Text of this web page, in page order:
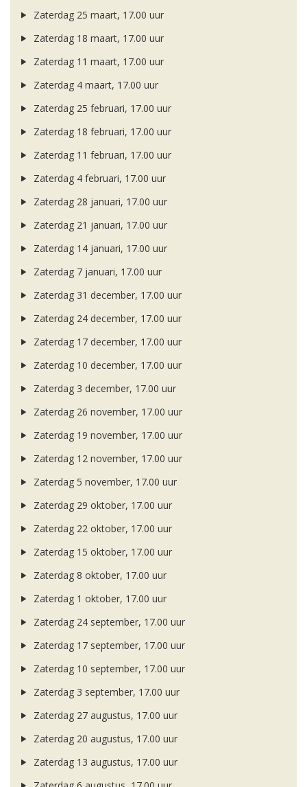
Zaterdag 25 maart, 17.00 uur
Zaterdag 18 maart, 17.00 uur
Zaterdag 11 maart, 17.00 uur
Zaterdag 4 maart, 17.00 uur
Zaterdag 25 februari, 17.00 uur
Zaterdag 18 februari, 17.00 uur
Zaterdag 11 februari, 17.00 uur
Zaterdag 4 februari, 17.00 uur
Zaterdag 28 januari, 17.00 uur
Zaterdag 21 januari, 17.00 uur
Zaterdag 14 januari, 17.00 uur
Zaterdag 7 januari, 17.00 uur
Zaterdag 31 december, 17.00 uur
Zaterdag 24 december, 17.00 uur
Zaterdag 17 december, 17.00 uur
Zaterdag 10 december, 17.00 uur
Zaterdag 3 december, 17.00 uur
Zaterdag 26 november, 17.00 uur
Zaterdag 19 november, 17.00 uur
Zaterdag 12 november, 17.00 uur
Zaterdag 5 november, 17.00 uur
Zaterdag 29 oktober, 17.00 uur
Zaterdag 22 oktober, 17.00 uur
Zaterdag 15 oktober, 17.00 uur
Zaterdag 8 oktober, 17.00 uur
Zaterdag 1 oktober, 17.00 uur
Zaterdag 24 september, 17.00 uur
Zaterdag 17 september, 17.00 uur
Zaterdag 10 september, 17.00 uur
Zaterdag 3 september, 17.00 uur
Zaterdag 27 augustus, 17.00 uur
Zaterdag 20 augustus, 17.00 uur
Zaterdag 13 augustus, 17.00 uur